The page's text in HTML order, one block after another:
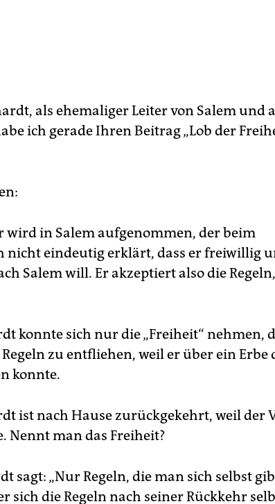
als ehemaliger Leiter von Salem und
ich gerade Ihren Beitrag „Lob der
wird in Salem aufgenommen, der beim
nicht eindeutig erklärt, dass er freiwillig
Salem will. Er akzeptiert also die
konnte sich nur die „Freiheit“ nehmen,
zu entfliehen, weil er über ein Erbe
konnte.
ist nach Hause zurückgekehrt, weil der
Nennt man das Freiheit?
sagt: „Nur Regeln, die man sich selbst
sich die Regeln nach seiner Rückkehr